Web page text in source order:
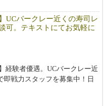
UCバークレー近くの寿司レ
可。テキストにてお気軽に
経験者優遇。UCバークレー近
即戦力スタッフを募集中！日